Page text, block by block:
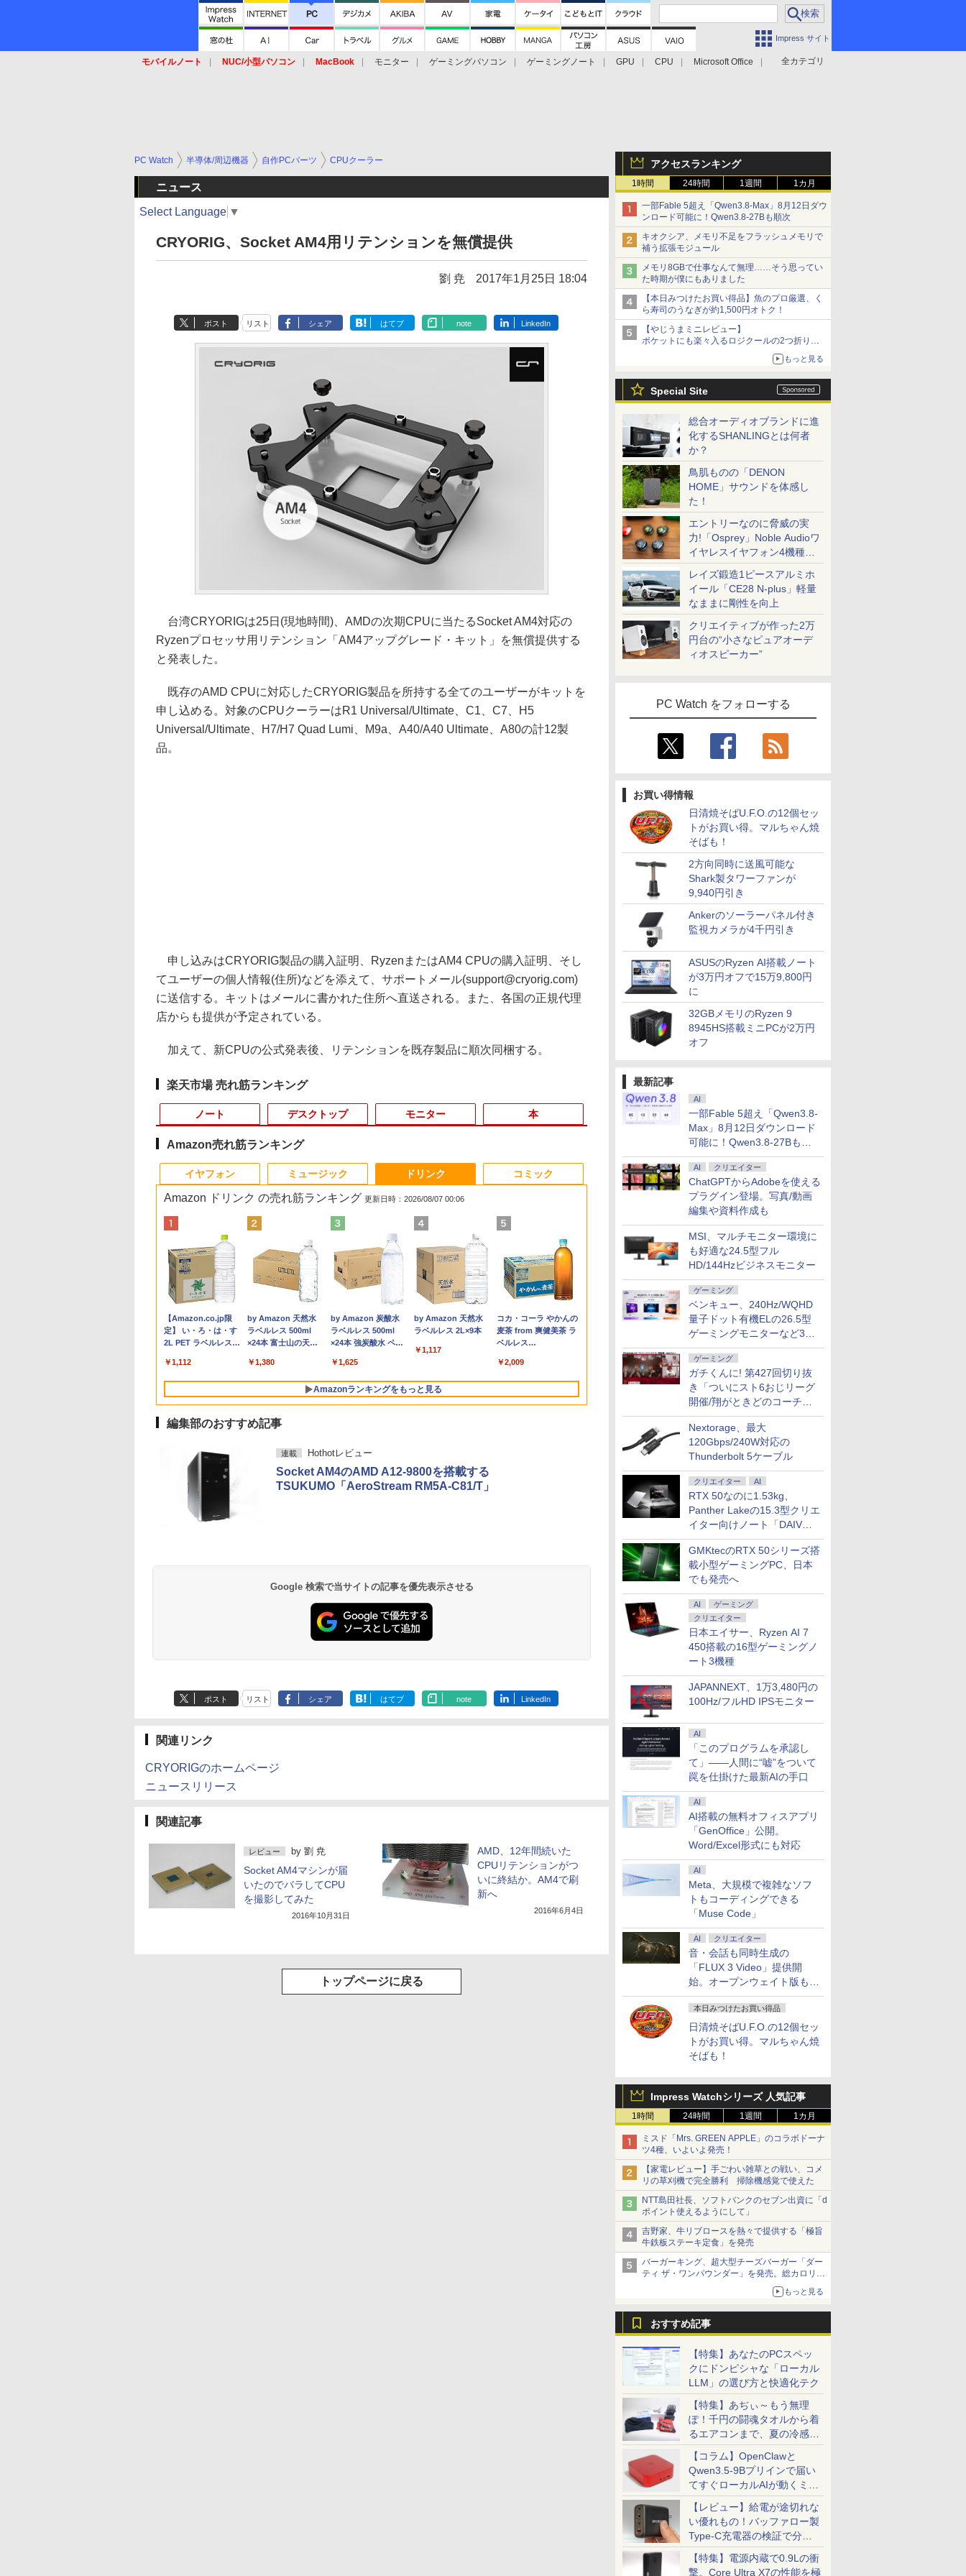
Impress サイト
全カテゴリ
モバイルノート NUC/小型パソコン MacBook モニター ゲーミングパソコン ゲーミングノート GPU CPU
Microsoft Office
アクセスランキング
1時間 24時間 1週間 1カ月
一部Fable 5超え「Qwen3.8-Max」8月12日ダウ
ンロード可能に！Qwen3.8-27Bも順次
キオクシア、メモリ不足をフラッシュメモリで
補う拡張モジュール
メモリ8GBで仕事なんて無理……そう思ってい
た時期が僕にもありました
【本日みつけたお買い得品】魚のプロ厳選、く
ら寿司のうなぎが約1,500円オトク！
【やじうまミニレビュー】
ポケットにも楽々入るロジクールの2つ折りマ
ウス「Mobi Fold」。その気になるギミックと
もっと見る
Special Site
総合オーディオブランドに進
化するSHANLINGとは何者
か？
鳥肌ものの「DENON
HOME」サウンドを体感し
た！
エントリーなのに脅威の実
力!「Osprey」Noble Audioワ
イヤレスイヤフォン4機種を
一気に聴く
レイズ鍛造1ピースアルミホ
イール「CE28 N-plus」軽量
なままに剛性を向上
クリエイティブが作った2万
円台の“小さなピュアオーデ
ィオスピーカー”
PC Watch をフォローする
お買い得情報
日清焼そばU.F.O.の12個セッ
トがお買い得。マルちゃん焼
そばも！
2方向同時に送風可能な
Shark製タワーファンが
9,940円引き
Ankerのソーラーパネル付き
監視カメラが4千円引き
ASUSのRyzen AI搭載ノート
が3万円オフで15万9,800円
に
32GBメモリのRyzen 9
8945HS搭載ミニPCが2万円
オフ
最新記事
AI
一部Fable 5超え「Qwen3.8-
Max」8月12日ダウンロード
可能に！Qwen3.8-27Bも順
次
AI クリエイター
ChatGPTからAdobeを使える
プラグイン登場。写真/動画
編集や資料作成も
MSI、マルチモニター環境に
も好適な24.5型フル
HD/144Hzビジネスモニター
ゲーミング
ベンキュー、240Hz/WQHD
量子ドット有機ELの26.5型
ゲーミングモニターなど3機
種
ゲーミング
ガチくんに! 第427回切り抜
き「ついにスト6おじリーグ
開催/翔がときどのコーチ就
任など」
Nextorage、最大
120Gbps/240W対応の
Thunderbolt 5ケーブル
クリエイター AI
RTX 50なのに1.53kg、
Panther Lakeの15.3型クリエ
イター向けノート「DAIV
Z5」
GMKtecのRTX 50シリーズ搭
載小型ゲーミングPC、日本
でも発売へ
AI
ゲーミング
クリエイター
日本エイサー、Ryzen AI 7
450搭載の16型ゲーミングノ
ート3機種
JAPANNEXT、1万3,480円の
100Hz/フルHD IPSモニター
AI
「このプログラムを承認し
て」――人間に“嘘”をついて
罠を仕掛けた最新AIの手口
AI
AI搭載の無料オフィスアプリ
「GenOffice」公開。
Word/Excel形式にも対応
AI
Meta、大規模で複雑なソフ
トもコーディングできる
「Muse Code」
AI クリエイター
音・会話も同時生成の
「FLUX 3 Video」提供開
始。オープンウェイト版も計
画
本日みつけたお買い得品
日清焼そばU.F.O.の12個セッ
トがお買い得。マルちゃん焼
そばも！
Impress Watchシリーズ 人気記事
1時間 24時間 1週間 1カ月
ミスド「Mrs. GREEN APPLE」のコラボドーナ
ツ4種、いよいよ発売！
【家電レビュー】手ごわい雑草との戦い、コメ
リの草刈機で完全勝利 掃除機感覚で使えた
NTT島田社長、ソフトバンクのセブン出資に「d
ポイント使えるようにして」
吉野家、牛リブロースを熱々で提供する「極旨
牛鉄板ステーキ定食」を発売
バーガーキング、超大型チーズバーガー「ダー
ティ ザ・ワンパウンダー」を発売。総カロリー
もっと見る
おすすめ記事
【特集】あなたのPCスペッ
クにドンピシャな「ローカル
LLM」の選び方と快適化テク
【特集】あぢぃ～もう無理
ぽ！千円の闘魂タオルから着
るエアコンまで、夏の冷感グ
ッズ一挙紹介
【コラム】OpenClawと
Qwen3.5-9Bプリインで届い
てすぐローカルAIが動くミニ
PC「SER9 Pro」
【レビュー】給電が途切れな
い優れもの！バッファロー製
Type-C充電器の検証で分か
ったこと
【特集】電源内蔵で0.9Lの衝
撃。Core Ultra X7の性能を極
PC Watch 半導体/周辺機器 自作PCパーツ CPUクーラー
ニュース
Select Language ▼
CRYORIG、Socket AM4用リテンションを無償提供
劉 尭 2017年1月25日 18:04
ポスト リスト シェア はてブ note LinkedIn
台湾CRYORIGは25日(現地時間)、AMDの次期CPUに当たるSocket AM4対応の
Ryzenプロセッサ用リテンション「AM4アップグレード・キット」を無償提供する
と発表した。
既存のAMD CPUに対応したCRYORIG製品を所持する全てのユーザーがキットを
申し込める。対象のCPUクーラーはR1 Universal/Ultimate、C1、C7、H5
Universal/Ultimate、H7/H7 Quad Lumi、M9a、A40/A40 Ultimate、A80の計12製
品。
申し込みはCRYORIG製品の購入証明、RyzenまたはAM4 CPUの購入証明、そし
てユーザーの個人情報(住所)などを添えて、サポートメール(support@cryorig.com)
に送信する。キットはメールに書かれた住所へ直送される。また、各国の正規代理
店からも提供が予定されている。
加えて、新CPUの公式発表後、リテンションを既存製品に順次同梱する。
楽天市場 売れ筋ランキング
ノート
1
【期間限定★新品無線
マウス付】中古ノート
パソコン Windows11
Office2019搭載 15.6型
テンキー付き Celeron
第8世代Core i3 Core i5
メモリ4GB/16GB
SSD128GB～1TB Web
カメラ DVD 無線LAN
古】
2
往復送料込！パソコン
レンタルハイスペック
モデルCore
i7/16G/SSD/カメラ付き
【Office2024セット】
インストール済※この
商品はレンタルです。
販売品ではありませ
3
ノートパソコン14イン
チ 極軽量約965g 富士
通 LIFEBOOK U748 高
性能第7世代Core i5-
7300U カメラ内蔵 メモ
リ最大16GB SSD1TB
薄い軽い FHD液晶
type-C WIFI
Bluetooth 中古ノート
5GWIFI Bluetooth最新
MicrosoftOffice2024
【マラソンセール期間
中ポイント5倍】中古
ノートパソコン 第11世
代 Core i5 メモリ
16GB M.2 SSD256GB
13.3インチ フルHD ノ
ングレア Webカメラ
無線LAN Wi-Fi
dynabook G83/HS 初
期設定済 すぐ使える
￥29,980
5
13.3インチ 良品
Lenovo ThinkPad X13
Gen2 Type-20XJ フル
HD / Windows11/ 高性
5650u/ 16GB/ 爆速
NVMe式256GB-SSD/
カメラ/ 無線Wi-Fi6/
Office付き/ Win11【中
込送料無料 あす楽対応
「美品」 ノートパソコ
11世代Corei5 1135G7
Office2024選択可 日本
16GBメモリ 新品
SSD512GB 超軽量 カメ
ラ/HDMI/5GWIFI/Bluetooth
ノートパソコン 中古
中古パソコン office付
Toshiba ノートパソコ
ン コスパ抜群 メモリ
16GB SSD最大1TB 第
10-11世代 Core i5 東
芝 dynabook G83
13.3インチ 初期設定済
windows11搭載 モバ
イルサイズ13.3インチ
HD TFTカラーLED液
晶ノート
￥46,800
【展示品】 Microsoft
13.0インチ /
Snapdragon X Plus/
メモリ 16GB / SSD
512GB / 顔認証/ タッ
チパネル/ NPU搭載/ キ
付き/ Office付き/ サフ
ァイア
￥119,800
デスクトップ
1
ポイント10倍 中古パソ
コン デスクトップパソ
コン Windows
11【Office付】
【Windows 11 Pro
64Bit搭載】DELL
Optiplexシリーズ
Core i5搭載/4G/新品
SSD 120GB/DVD-
2
【エントリーでポイン
ト100％還元のチャン
ス】GMKtec ミニpc
G3 Pro Intel Core i3
10110U 16GB DDR4
64GBまで増設 512GB
SSD M.2 2242 最大8TB
Windows11 Pro mini
pc 4.1GHz WIFI6
応 ミニパソコン 2画面
高性能 みにpc nucbox
PC
3
[VETESA正規販売店]
デスクトップパソコン
PC 一体型 新品
Windows11 27型 Core
i7 第4世代 Office付き
メモリ16GB
SSD512GB 初期設定済
ホワイト ブラック
GMKtec GMK-K8
PLUS-32/1T-
W11Pro(8845HS)
￥124,800
5
デスクトップPC
Ryzen7 5700G メモリ
16GB SSD1TB B550
グラボなし
モニター
1
HP Z24n G2 フレーム
レス 24インチワイド
LED液晶モニタ IPSパ
ネル 1920x1200 16:10
画面回転 高さ調整 入力
端子:HDMI、DVI、DP
USBハブ(Type-C、
Type-A) Mac対応PS·
Switch対応 中古 送料
2
【楽天1位 累計販売100
万台突破】モバイルモ
ニター 15.6インチ フル
HD 4K タッチパネル バ
ッテリー内蔵 選べる13
モデル 非光沢IPS パネ
ル Type-C対応 HDMI
モニター 持ち運び ディ
スプレイ サブディスプ
ミニPC対応 EVICIV
3
モニター 27インチ
100Hz FHD VAパネル
スピーカー搭載 ブルー
ライト軽減 ノングレア
タイプ 壁掛け対応 省ス
ペース 角度調整 高視野
角 178° Adaptive-Sync
対応 MAXZEN
MJM27CH02-F100
【楽天1位】 ワイヤレ
ス モバイルモニター
15.6インチ 18.5インチ
21.4インチ 23.8インチ
1920*1080 8000mAh
10000mAhバッテリー
自立スタンド ポータブ
ルモニター IPS液晶パ
Windows/スマホなど
対応
￥19,999
5
【ECサイト限定】
JAPANNEXT 13.3イン
チ IPSパネル搭載 10点
マルチタッチ対応 フル
モバイルモニター JN-
MD-iE133F-T
miniHDMI USB-C
sRGB:99% HDR 自立
【2年保証】 PCモニタ
JAPANNEXT PCモニター ［27型 /
100Hz］ JN-IPS27Q3-HSP
7
JAPANNEXT 27インチ IPS BLACKパ
WQHD(2560×1440)解像度 ゲーミング
モニター JN-IPSB27G260Q-HSP
HDMI DisplayPort sRGB:100% DCI-
P3:95% HDR400相当 PS5
WQHD:120Hz 高さ調整 ピボット(縦回
転) 【2年保証】 液晶モニター ジャパ
ンネクスト
￥31,980
本
1
九条の大罪（17） 【電
子書籍】[ 真鍋昌平 ]
￥759
2
不老不死少女の苗床旅
行記 5 【電子書籍】[
ふじはん ]
3
異世界居酒屋「のぶ」
(22) 【電子書籍】[ 蝉
川 夏哉 ]
marnaのある暮らし
（TJMOOK）
￥2,799
5
美東澪/前人未踏 写真
集
￥3,300
[9月上旬より発送予定]
(1-8巻 最新刊) 全巻セ
ット [入荷予約]
独身貴族は異世界を謳
男の優雅なおひとりさ
まライフ〜（8） 【電
子書籍】[ 駒鳥ひわ ]
￥792
Aランクパーティを離
す。（13） 【電子書
籍】[ ユーリ ]
￥792
Amazon売れ筋ランキング
イヤフォン
Anker Soundcore
P40i オフホワイト
Anker Soundcore
P31i ブラック
￥5,990
Anker Soundcore
Liberty 5 アプリコッ
トピンク
￥-
【2026年アップグレ
ード版】AOKIMI ワ
bluetooth イヤホン
トゥースHi-Fi 最大
36時間再生 ぶるーと
ゅーす コードレス
音量調整 スポーツ/通
勤/通学/WEB会議(ホ
ワイト)
Xiaomi シャオミ
REDMI Buds 8 Lite ワ
イヤレスイヤホン
キャンセリング ANC
36時間再生
￥2,980
ミュージック
BRUCE WAYNE feat.
Flo Milli, ATL Jacob
[Explicit]
￥250
BRUCE WAYNE feat.
Flo Milli, ATL Jacob
[Explicit]
￥250
On My Road
(Stadium ver.)
￥250
On My Road
(Stadium ver.)
￥250
BUGS LIFE
￥250
ドリンク
Amazon ドリンク の売れ筋ランキング 更新日時：2026/08/07 00:06
【Amazon.co.jp限
定】 い・ろ・は・す
2L PET ラベルレス
￥1,112
by Amazon 天然水
ラベルレス 500ml
×24本 富士山の天然
ミネラルウォーター
ペットボトル 静岡県
産 500ミリリットル
(Smart Basic)
￥1,380
by Amazon 炭酸水
ラベルレス 500ml
×24本 強炭酸水 ペッ
ットル (Smart
Basic)
￥1,625
by Amazon 天然水
ラベルレス 2L×9本
￥1,117
コカ・コーラ やかんの
麦茶 from 爽健美茶 ラ
ベルレス
￥2,009
Amazonランキングをもっと見る
コミック
￥594
￥572
編集部のおすすめ記事
連載 Hothotレビュー
Socket AM4のAMD A12-9800を搭載する
TSUKUMO「AeroStream RM5A-C81/T」
Google 検索で当サイトの記事を優先表示させる
ポスト リスト シェア はてブ note LinkedIn
関連リンク
CRYORIGのホームページ
ニュースリリース
関連記事
レビュー by 劉 尭
Socket AM4マシンが届
いたのでバラしてCPU
を撮影してみた
2016年10月31日
AMD、12年間続いた
CPUリテンションがつ
いに終結か。AM4で刷
新へ
2016年6月4日
トップページに戻る